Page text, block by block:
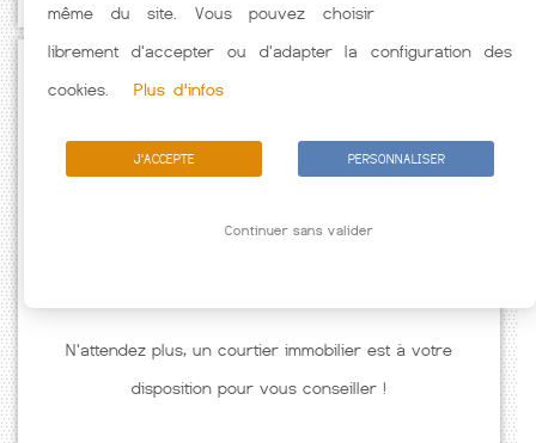
N'attendez plus, un courtier immobilier est à votre
disposition pour vous conseiller !
même du site. Vous pouvez choisir
librement d'accepter ou d'adapter la configuration des
cookies.
Plus d'infos
J'ACCEPTE PERSONNALISER
Continuer sans valider